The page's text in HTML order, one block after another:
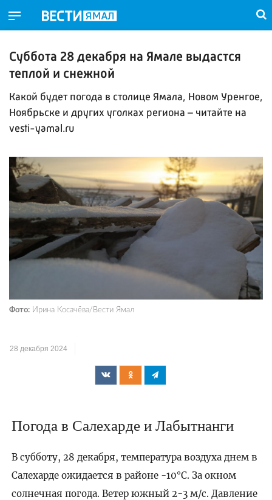
Суббота 28 декабря на Ямале выдастся
теплой и снежной
Какой будет погода в столице Ямала, Новом Уренгое,
Ноябрьске и других уголках региона – читайте на
vesti-yamal.ru
Фото: Ирина Косачёва/Вести Ямал
28 декабря 2024
Погода в Салехарде и Лабытнанги
В субботу, 28 декабря, температура воздуха днем в
Салехарде ожидается в районе -10°C. За окном
солнечная погода. Ветер южный 2-3 м/с. Давление